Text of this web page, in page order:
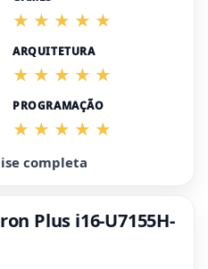
ARQUITETURA
PROGRAMAÇÃO
completa
Plus i16-U7155H-